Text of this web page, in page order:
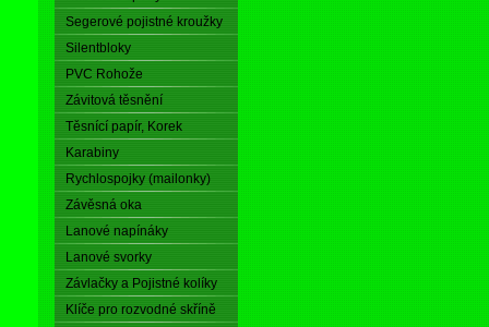
Segerové pojistné kroužky
Silentbloky
PVC Rohože
Závitová těsnění
Těsnící papír, Korek
Karabiny
Rychlospojky (mailonky)
Závěsná oka
Lanové napínáky
Lanové svorky
Závlačky a Pojistné kolíky
Klíče pro rozvodné skříně